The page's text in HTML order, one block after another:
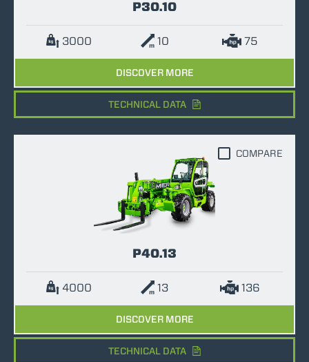
P30.10
3000 10 75
DISCOVER MORE
TECHNICAL DATA
P40.13
4000 13 136
DISCOVER MORE
COMPARE
TECHNICAL DATA